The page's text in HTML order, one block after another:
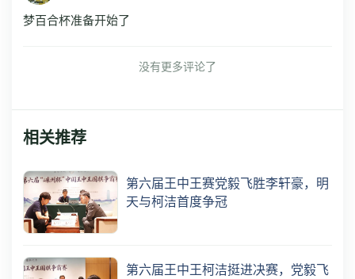
梦百合杯准备开始了
没有更多评论了
相关推荐
第六届王中王赛党毅飞胜李轩豪，明
天与柯洁首度争冠
第六届王中王柯洁挺进决赛，党毅飞